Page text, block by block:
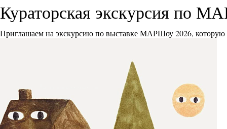
Кураторская экскурсия по
Приглашаем на экскурсию по выставке МАРШоу 2026, которую